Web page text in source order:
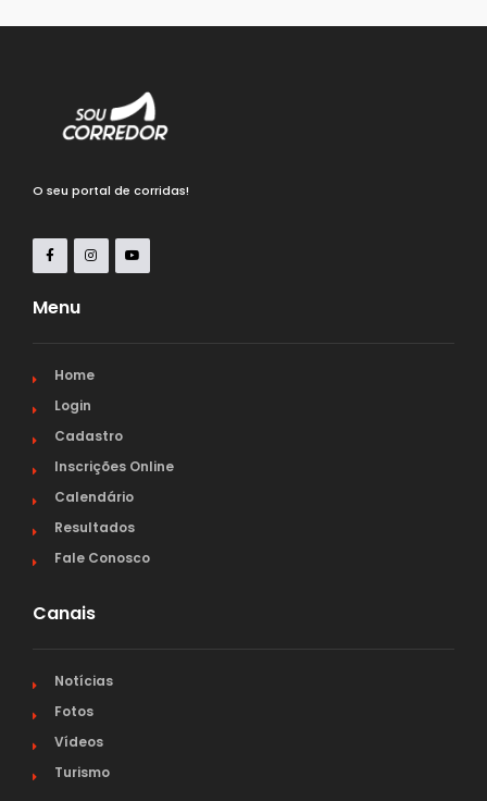
O seu portal de corridas!
Menu
Home
Login
Cadastro
Inscrições Online
Calendário
Resultados
Fale Conosco
Canais
Notícias
Fotos
Vídeos
Turismo